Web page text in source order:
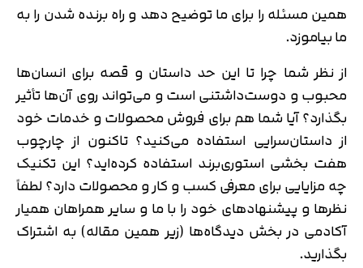
همین مسئله را برای ما توضیح دهد و راه برنده شدن را به
ما بیاموزد.
از نظر شما چرا تا این حد داستان و قصه برای انسان‌ها
محبوب و دوست‌داشتنی است و می‌تواند روی آن‌ها تأثیر
بگذارد؟ آیا شما هم برای فروش محصولات و خدمات خود
از داستان‌سرایی استفاده می‌کنید؟ تاکنون از چارچوب
هفت بخشی استوری‌برند استفاده کرده‌اید؟ این تکنیک
چه مزایایی برای معرفی کسب و کار و محصولات دارد؟ لطفاً
نظرها و پیشنهادهای خود را با ما و سایر همراهان همیار
آکادمی در بخش دیدگاه‌ها (زیر همین مقاله) به اشتراک
بگذارید.